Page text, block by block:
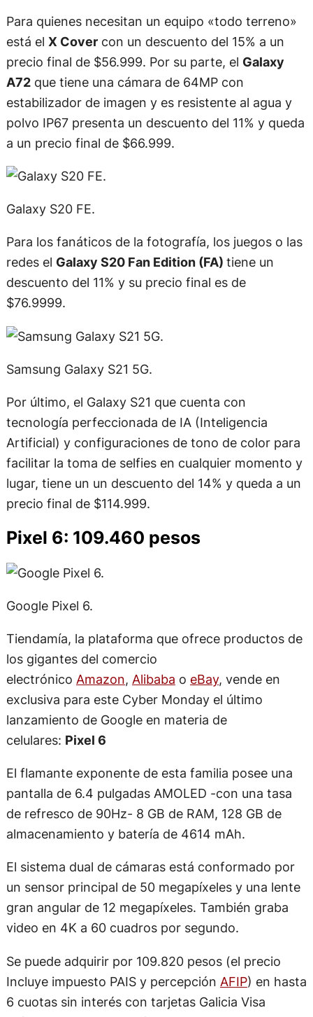
Para quienes necesitan un equipo «todo terreno»
está el X Covercon un descuento del 15% a un
precio final de $56.999. Por su parte, el Galaxy
A72que tiene una cámara de 64MP con
estabilizador de imagen y es resistente al agua y
polvo IP67 presenta un descuento del 11% y queda
a un precio final de $66.999.
Galaxy S20 FE.
Para los fanáticos de la fotografía, los juegos o las
redes el Galaxy S20 Fan Edition (FA) tiene un
descuento del 11% y su precio final es de
$76.9999.
Samsung Galaxy S21 5G.
Por último, el Galaxy S21 que cuenta con
tecnología perfeccionada de IA (Inteligencia
Artificial) y configuraciones de tono de color para
facilitar la toma de selfies en cualquier momento y
lugar, tiene un un descuento del 14% y queda a un
precio final de $114.999.
Pixel 6: 109.460 pesos
Google Pixel 6.
Tiendamía, la plataforma que ofrece productos de
los gigantes del comercio
electrónico Amazon, Alibaba o eBay, vende en
exclusiva para este Cyber Monday el último
lanzamiento de Google en materia de
celulares: Pixel 6
El flamante exponente de esta familia posee una
pantalla de 6.4 pulgadas AMOLED -con una tasa
de refresco de 90Hz- 8 GB de RAM, 128 GB de
almacenamiento y batería de 4614 mAh.
El sistema dual de cámaras está conformado por
un sensor principal de 50 megapíxeles y una lente
gran angular de 12 megapíxeles. También graba
video en 4K a 60 cuadros por segundo.
Se puede adquirir por 109.820 pesos (el precio
Incluye impuesto PAIS y percepción AFIP) en hasta
6 cuotas sin interés con tarjetas Galicia Visa